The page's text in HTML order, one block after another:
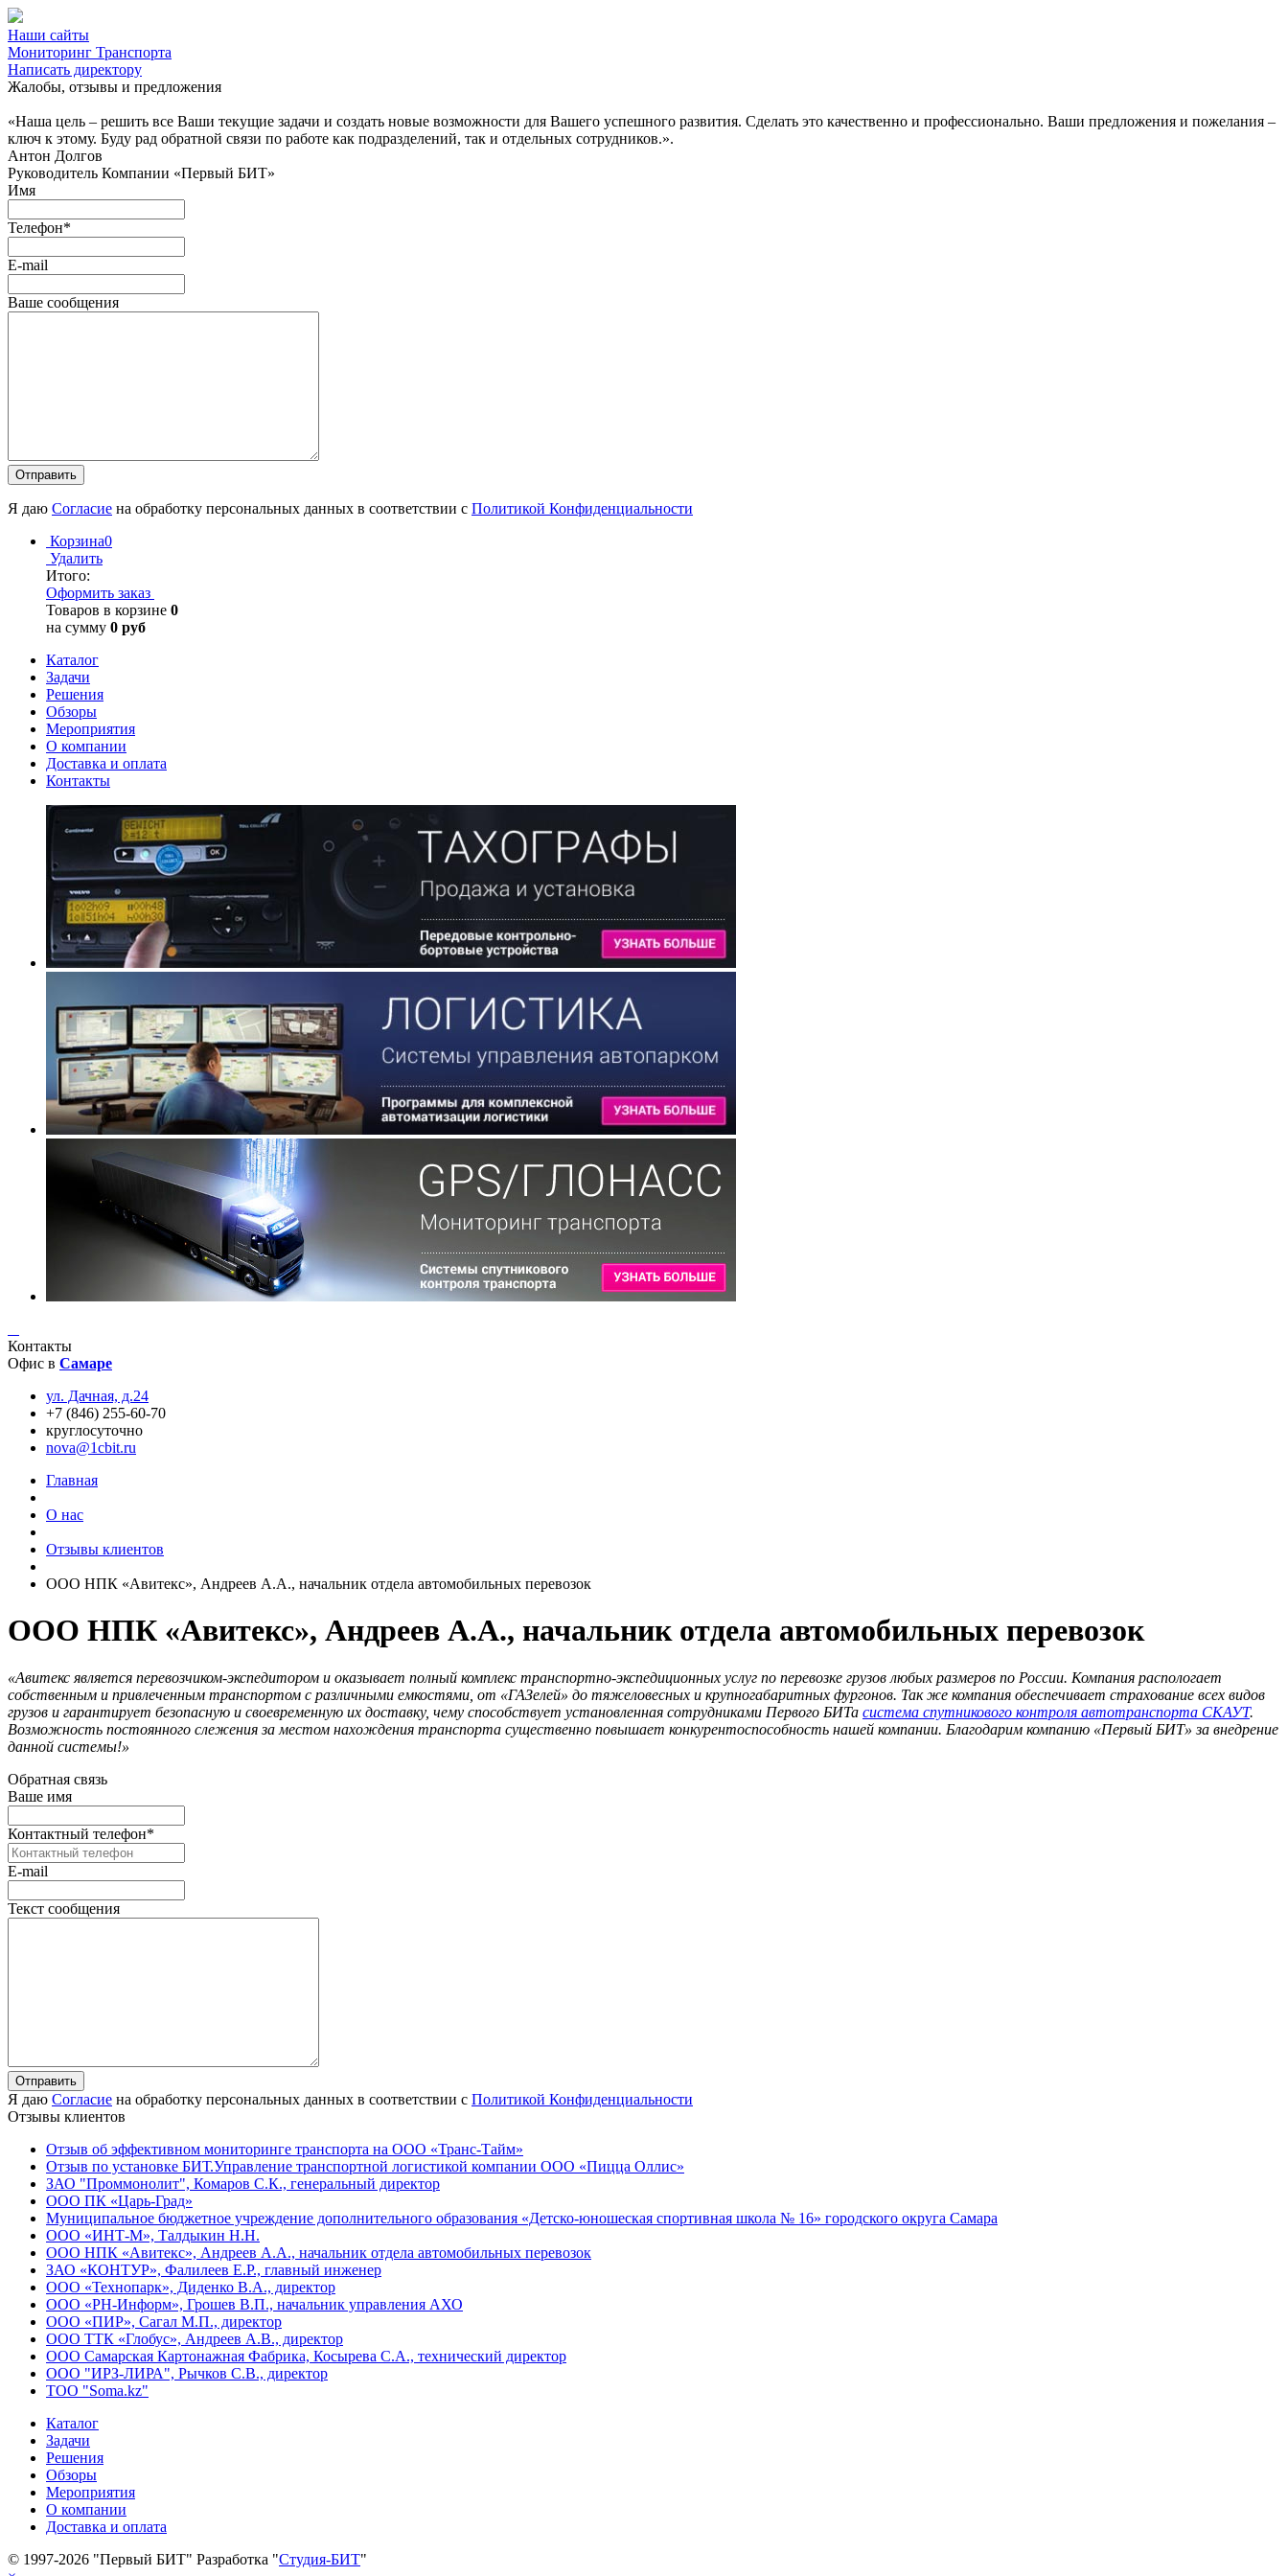
Наши сайты
Мониторинг Транспорта
Написать директору
Жалобы, отзывы и предложения
«Наша цель – решить все Ваши текущие задачи и создать новые возможности для Вашего успешного развития. Сделать это качественно и профессионально. Ваши предложения и пожелания –
ключ к этому. Буду рад обратной связи по работе как подразделений, так и отдельных сотрудников.».
Антон Долгов
Руководитель Компании «Первый БИТ»
Имя
Телефон*
E-mail
Ваше сообщения
Я даю Согласие на обработку персональных данных в соответствии с Политикой Конфиденциальности
Корзина0
Удалить
Итого:
Оформить заказ
Товаров в корзине 0
на сумму 0 руб
Каталог
Задачи
Решения
Обзоры
Мероприятия
О компании
Доставка и оплата
Контакты
Контакты
Офис в Самаре
ул. Дачная, д.24
+7 (846) 255-60-70
круглосуточно
nova@1cbit.ru
Главная
О нас
Отзывы клиентов
ООО НПК «Авитекс», Андреев А.А., начальник отдела автомобильных перевозок
ООО НПК «Авитекс», Андреев А.А., начальник отдела автомобильных перевозок
«Авитекс является перевозчиком-экспедитором и оказывает полный комплекс транспортно-экспедиционных услуг по перевозке грузов любых размеров по России. Компания распологает
собственным и привлеченным транспортом с различными емкостями, от «ГАЗелей» до тяжеловесных и крупногабаритных фургонов. Так же компания обеспечивает страхование всех видов
грузов и гарантирует безопасную и своевременную их доставку, чему способствует установленная сотрудниками Первого БИТа система спутникового контроля автотранспорта СКАУТ.
Возможность постоянного слежения за местом нахождения транспорта существенно повышает конкурентоспособность нашей компании. Благодарим компанию «Первый БИТ» за внедрение
данной системы!»
Обратная связь
Ваше имя
Контактный телефон*
E-mail
Текст сообщения
Я даю Согласие на обработку персональных данных в соответствии с Политикой Конфиденциальности
Отзывы клиентов
Отзыв об эффективном мониторинге транспорта на ООО «Транс-Тайм»
Отзыв по установке БИТ.Управление транспортной логистикой компании ООО «Пицца Оллис»
ЗАО "Проммонолит", Комаров С.К., генеральный директор
ООО ПК «Царь-Град»
Муниципальное бюджетное учреждение дополнительного образования «Детско-юношеская спортивная школа № 16» городского округа Самара
ООО «ИНТ-М», Талдыкин Н.Н.
ООО НПК «Авитекс», Андреев А.А., начальник отдела автомобильных перевозок
ЗАО «КОНТУР», Фалилеев Е.Р., главный инженер
ООО «Технопарк», Диденко В.А., директор
ООО «РН-Информ», Грошев В.П., начальник управления АХО
ООО «ПИР», Сагал М.П., директор
ООО ТТК «Глобус», Андреев А.В., директор
ООО Самарская Картонажная Фабрика, Косырева С.А., технический директор
ООО "ИРЗ-ЛИРА", Рычков С.В., директор
ТОО "Soma.kz"
Каталог
Задачи
Решения
Обзоры
Мероприятия
О компании
Доставка и оплата
© 1997-2026 "Первый БИТ" Разработка "Студия-БИТ"